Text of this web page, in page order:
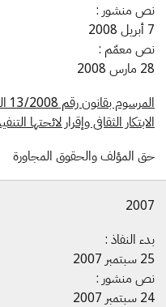
منشور :
معمّم :
الثقافي وإقرار لائحتها التنفيذية
المؤلف والحقوق المجاورة
النفاذ :
منشور :